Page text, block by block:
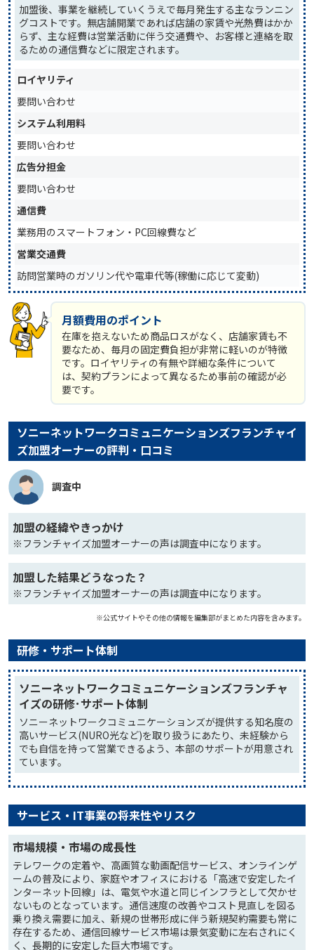
加盟後、事業を継続していくうえで毎月発生する主なランニン
グコストです。無店舗開業であれば店舗の家賃や光熱費はかか
らず、主な経費は営業活動に伴う交通費や、お客様と連絡を取
るための通信費などに限定されます。
ロイヤリティ
要問い合わせ
システム利用料
要問い合わせ
広告分担金
要問い合わせ
通信費
業務用のスマートフォン・PC回線費など
営業交通費
訪問営業時のガソリン代や電車代等(稼働に応じて変動)
月額費用のポイント
在庫を抱えないため商品ロスがなく、店舗家賃も不
要なため、毎月の固定費負担が非常に軽いのが特徴
です。ロイヤリティの有無や詳細な条件について
は、契約プランによって異なるため事前の確認が必
要です。
ソニーネットワークコミュニケーションズフランチャイ
ズ加盟オーナーの評判・口コミ
調査中
加盟の経緯やきっかけ
※フランチャイズ加盟オーナーの声は調査中になります。
加盟した結果どうなった？
※フランチャイズ加盟オーナーの声は調査中になります。
※公式サイトやその他の情報を編集部がまとめた内容を含みます。
研修・サポート体制
ソニーネットワークコミュニケーションズフランチャ
イズの研修･サポート体制
ソニーネットワークコミュニケーションズが提供する知名度の
高いサービス(NURO光など)を取り扱うにあたり、未経験から
でも自信を持って営業できるよう、本部のサポートが用意され
ています。
サービス・IT事業の将来性やリスク
市場規模・市場の成長性
テレワークの定着や、高画質な動画配信サービス、オンラインゲ
ームの普及により、家庭やオフィスにおける「高速で安定したイ
ンターネット回線」は、電気や水道と同じインフラとして欠かせ
ないものとなっています。通信速度の改善やコスト見直しを図る
乗り換え需要に加え、新規の世帯形成に伴う新規契約需要も常に
存在するため、通信回線サービス市場は景気変動に左右されにく
く、長期的に安定した巨大市場です。